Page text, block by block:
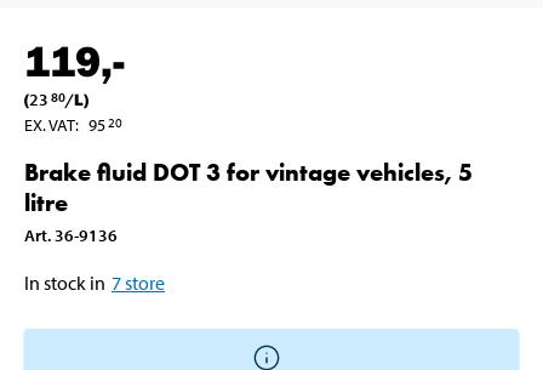
119,-
(23 80/L)
EX. VAT: 9520
Brake fluid DOT 3 for vintage vehicles, 5
litre
Art. 36-9136
In stock in 7store